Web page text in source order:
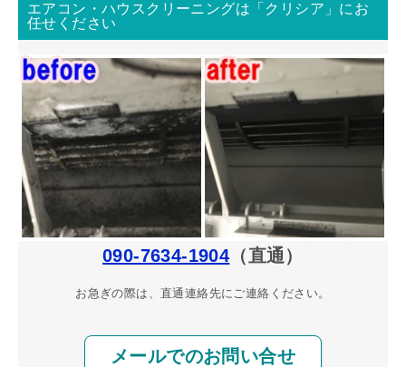
エアコン・ハウスクリーニングは「クリシア」にお
任せください
090-7634-1904 （直通）
お急ぎの際は、直通連絡先にご連絡ください。
メールでのお問い合せ